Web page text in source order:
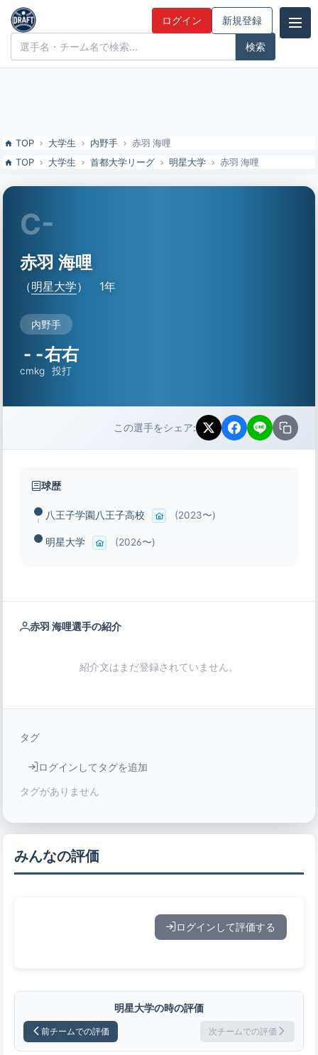
赤羽 海哩（明星大）の特徴とドラフト評価 | ドラフト候補とみんなの
評価
ドラフト候補とみんなの評価 ログイン 新規登録
TOP 大学生 内野手
赤羽 海哩
TOP
大学生 首都大学リーグ 明星大学 赤羽 海哩
C-
赤羽 海哩
（明星大学） 1年
内野手
-
cm
-
kg
右右
投打
この選手をシェア:
球歴
八王子学園八王子高校 (2023〜)
明星大学 (2026〜)
赤羽 海哩選手の紹介
紹介文はまだ登録されていません。
タグ
ログインしてタグを追加
タグがありません
みんなの評価
ログインして評価する
明星大学の時の評価
前チームでの評価 次チームでの評価